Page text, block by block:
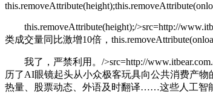
this.removeAttribute(height);/>src=http://
类成交量同比激增10倍，
我了，严禁利用。/>src=http://
历了AI眼镜起头从小众极客玩具向公共消费产物
热量、股票动态、外语及时翻译……这些人工智能